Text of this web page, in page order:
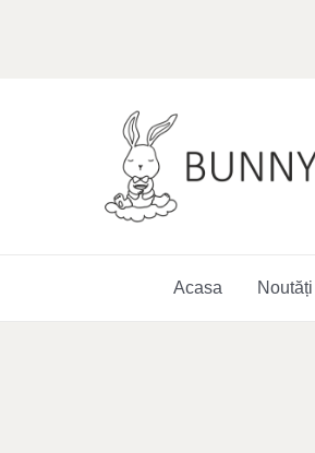
Acasa Noutăți